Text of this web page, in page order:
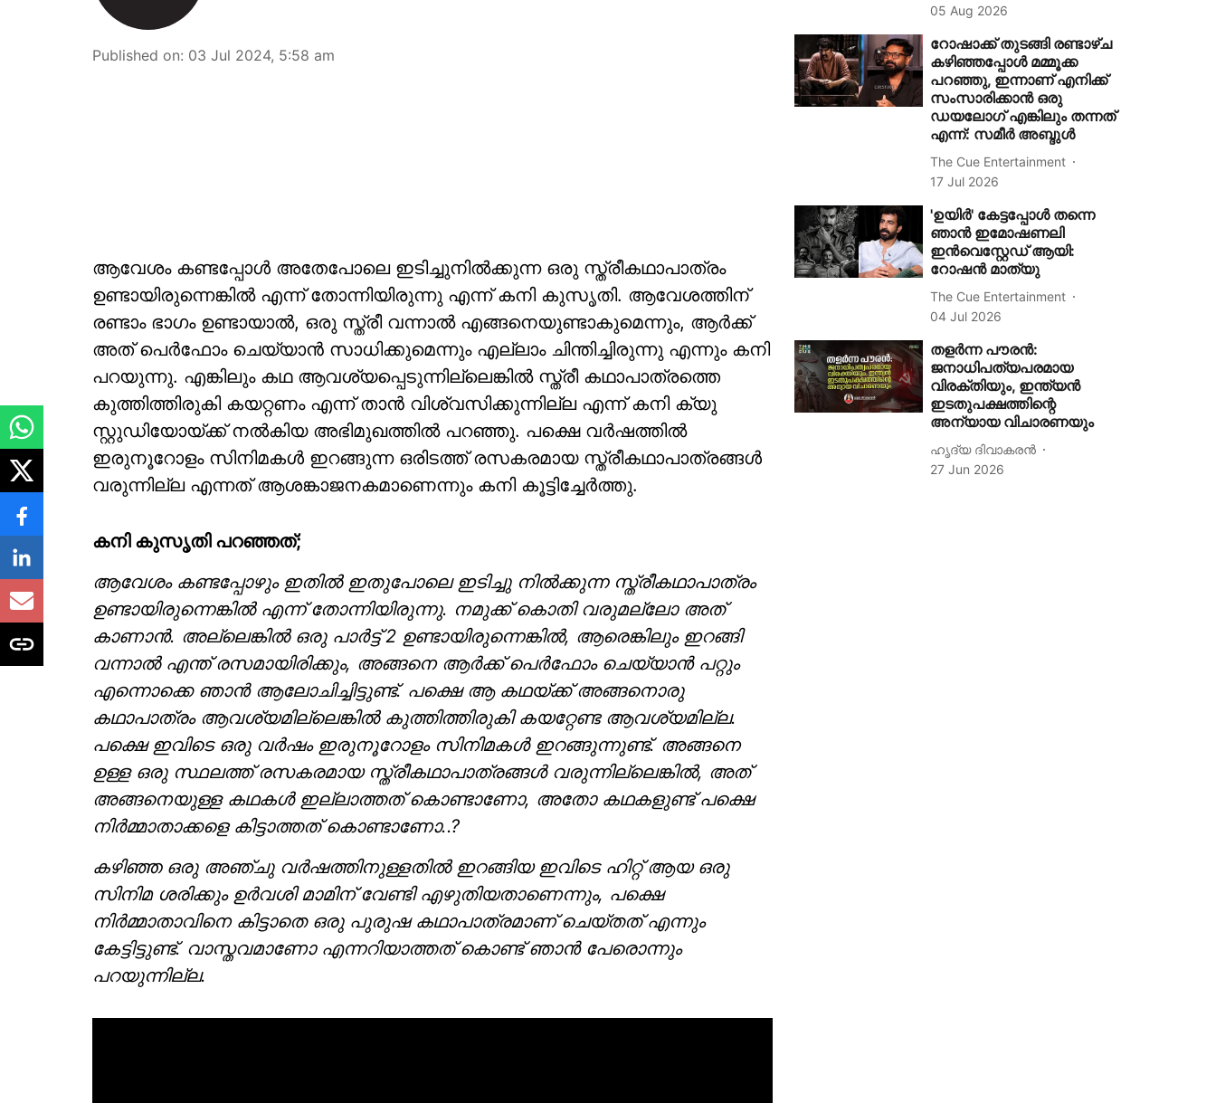
Published on: 03 Jul 2024, 5:58 am
ആവേശം കണ്ടപ്പോൾ അതേപോലെ ഇടിച്ചുനിൽക്കുന്ന ഒരു സ്ത്രീകഥാപാത്രം
ഉണ്ടായിരുന്നെങ്കിൽ എന്ന് തോന്നിയിരുന്നു എന്ന് കനി കുസൃതി. ആവേശത്തിന്
രണ്ടാം ഭാഗം ഉണ്ടായാൽ, ഒരു സ്ത്രീ വന്നാൽ എങ്ങനെയുണ്ടാകുമെന്നും, ആർക്ക്
അത് പെർഫോം ചെയ്യാൻ സാധിക്കുമെന്നും എല്ലാം ചിന്തിച്ചിരുന്നു എന്നും കനി
പറയുന്നു. എങ്കിലും കഥ ആവശ്യപ്പെടുന്നില്ലെങ്കിൽ സ്ത്രീ കഥാപാത്രത്തെ
കുത്തിത്തിരുകി കയറ്റണം എന്ന് താൻ വിശ്വസിക്കുന്നില്ല എന്ന് കനി ക്യു
സ്റ്റുഡിയോയ്ക്ക് നൽകിയ അഭിമുഖത്തിൽ പറഞ്ഞു. പക്ഷെ വർഷത്തിൽ
ഇരുനൂറോളം സിനിമകൾ ഇറങ്ങുന്ന ഒരിടത്ത് രസകരമായ സ്ത്രീകഥാപാത്രങ്ങൾ
വരുന്നില്ല എന്നത് ആശങ്കാജനകമാണെന്നും കനി കൂട്ടിച്ചേർത്തു.
കനി കുസൃതി പറഞ്ഞത്;
ആവേശം കണ്ടപ്പോഴും ഇതിൽ ഇതുപോലെ ഇടിച്ചു നിൽക്കുന്ന സ്ത്രീകഥാപാത്രം
ഉണ്ടായിരുന്നെങ്കിൽ എന്ന് തോന്നിയിരുന്നു. നമുക്ക് കൊതി വരുമല്ലോ അത്
കാണാൻ. അല്ലെങ്കിൽ ഒരു പാർട്ട് 2 ഉണ്ടായിരുന്നെങ്കിൽ, ആരെങ്കിലും ഇറങ്ങി
വന്നാൽ എന്ത് രസമായിരിക്കും, അങ്ങനെ ആർക്ക് പെർഫോം ചെയ്യാൻ പറ്റും
എന്നൊക്കെ ഞാൻ ആലോചിച്ചിട്ടുണ്ട്. പക്ഷെ ആ കഥയ്ക്ക് അങ്ങനൊരു
കഥാപാത്രം ആവശ്യമില്ലെങ്കിൽ കുത്തിത്തിരുകി കയറ്റേണ്ട ആവശ്യമില്ല.
പക്ഷെ ഇവിടെ ഒരു വർഷം ഇരുനൂറോളം സിനിമകൾ ഇറങ്ങുന്നുണ്ട്. അങ്ങനെ
ഉള്ള ഒരു സ്ഥലത്ത് രസകരമായ സ്ത്രീകഥാപാത്രങ്ങൾ വരുന്നില്ലെങ്കിൽ, അത്
അങ്ങനെയുള്ള കഥകൾ ഇല്ലാത്തത് കൊണ്ടാണോ, അതോ കഥകളുണ്ട് പക്ഷെ
നിർമ്മാതാക്കളെ കിട്ടാത്തത് കൊണ്ടാണോ..?
കഴിഞ്ഞ ഒരു അഞ്ചു വർഷത്തിനുള്ളതിൽ ഇറങ്ങിയ ഇവിടെ ഹിറ്റ് ആയ ഒരു
സിനിമ ശരിക്കും ഉർവശി മാമിന് വേണ്ടി എഴുതിയതാണെന്നും, പക്ഷെ
നിർമ്മാതാവിനെ കിട്ടാതെ ഒരു പുരുഷ കഥാപാത്രമാണ് ചെയ്തത് എന്നും
കേട്ടിട്ടുണ്ട്. വാസ്തവമാണോ എന്നറിയാത്തത് കൊണ്ട് ഞാൻ പേരൊന്നും
പറയുന്നില്ല.
05 Aug 2026
റോഷാക്ക് തുടങ്ങി രണ്ടാഴ്ച
കഴിഞ്ഞപ്പോൾ മമ്മൂക്ക
പറഞ്ഞു, ഇന്നാണ് എനിക്ക്
സംസാരിക്കാൻ ഒരു
ഡയലോഗ് എങ്കിലും തന്നത്
എന്ന്: സമീർ അബ്ദുൾ
The Cue Entertainment
17 Jul 2026
'ഉയിർ' കേട്ടപ്പോൾ തന്നെ
ഞാൻ ഇമോഷണലി
ഇൻവെസ്റ്റേഡ് ആയി:
റോഷൻ മാത്യു
The Cue Entertainment
04 Jul 2026
തളര്‍ന്ന പൗരന്‍:
ജനാധിപത്യപരമായ
വിരക്തിയും, ഇന്ത്യന്‍
ഇടതുപക്ഷത്തിന്റെ
അന്യായ വിചാരണയും
ഹൃദ്യ ദിവാകരൻ
27 Jun 2026